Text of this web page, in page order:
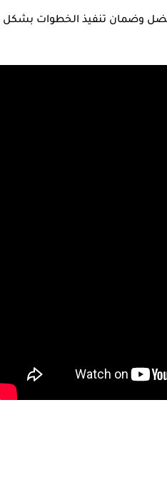
وضمان تنفيذ الخطوات بشكل